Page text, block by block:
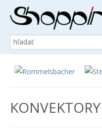
KONVEKTORY